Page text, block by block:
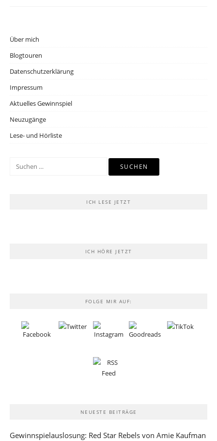
Über mich
Blogtouren
Datenschutzerklärung
Impressum
Aktuelles Gewinnspiel
Neuzugänge
Lese- und Hörliste
Suchen
ICH LESE JETZT
ICH HÖRE JETZT
FOLGE MIR AUF:
NEUESTE BEITRÄGE
Gewinnspielauslosung: Red Star Rebels von Amie Kaufman